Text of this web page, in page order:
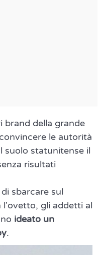
brand della grande
le autorità
suolo statunitense il
risultati
sbarcare sul
gli addetti al
ideato un
.